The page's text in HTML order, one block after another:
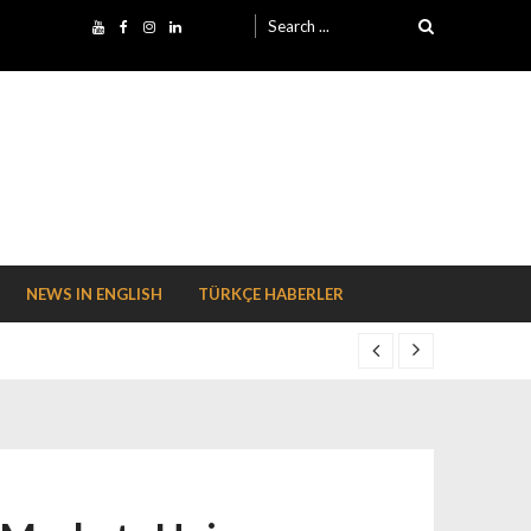
Search for:
NEWS IN ENGLISH TÜRKÇE HABERLER